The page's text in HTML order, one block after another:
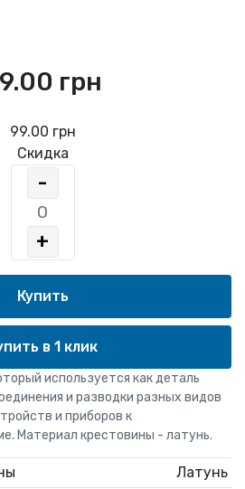
грн
99.00 грн
Скидка
-
+
в 1 клик
используется как деталь
и разводки разных видов
и приборов к
Материал крестовины - латунь.
Латунь